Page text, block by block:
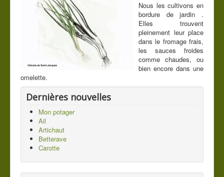
Distillerie artisanale
Les légumes du jardin
Contact
Vous êtes ici : Accueil
Les légumes du jardin
Nous les cultivons en
bordure de jardin .
Elles trouvent
pleinement leur place
dans le fromage frais,
les sauces froides
comme chaudes, ou
bien encore dans une
omelette.
Dernières nouvelles
Mon potager
Ail
Artichaut
Betterave
Carotte